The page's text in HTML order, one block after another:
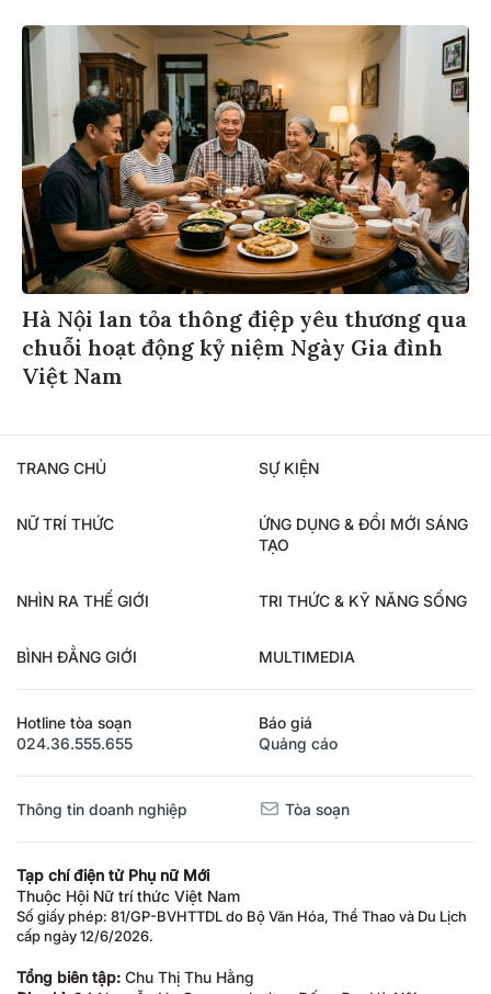
Hà Nội lan tỏa thông điệp yêu thương qua
chuỗi hoạt động kỷ niệm Ngày Gia đình
Việt Nam
TRANG CHỦ SỰ KIỆN
NỮ TRÍ THỨC
ỨNG DỤNG & ĐỔI MỚI SÁNG
TẠO
NHÌN RA THẾ GIỚI TRI THỨC & KỸ NĂNG SỐNG
BÌNH ĐẲNG GIỚI MULTIMEDIA
Hotline tòa soạn
024.36.555.655
Báo giá
Quảng cáo
Thông tin doanh nghiệp Tòa soạn
Tạp chí điện tử Phụ nữ Mới
Thuộc Hội Nữ trí thức Việt Nam
Số giấy phép: 81/GP-BVHTTDL do Bộ Văn Hóa, Thể Thao và Du Lịch
cấp ngày 12/6/2026.
Tổng biên tập: Chu Thị Thu Hằng